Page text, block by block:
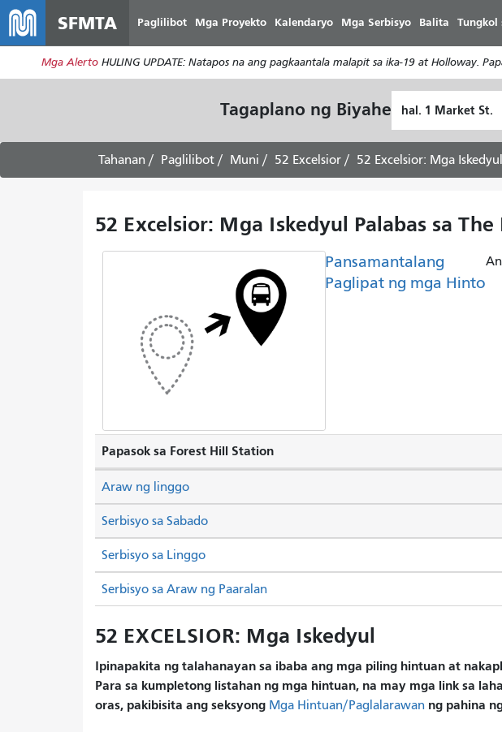
SFMTA Paglilibot Mga Proyekto Kalendaryo Mga Serbisyo Balita Tungkol
Mga Alerto HULING UPDATE: Natapos na ang pagkaantala malapit sa ika-19 at Holloway.
Tagaplano ng Biyahe
Tahanan Paglilibot Muni 52 Excelsior 52 Excelsior: Mga
52 Excelsior: Mga Iskedyul Palabas sa
Pansamantalang
Paglipat ng mga Hinto
Papasok sa Forest Hill Station
Serbisyo sa Sabado
Serbisyo sa Linggo
Araw ng linggo
Serbisyo sa Araw ng Paaralan
52 EXCELSIOR: Mga Iskedyul
Ipinapakita ng talahanayan sa ibaba ang mga piling hintuan at
Para sa kumpletong listahan ng mga hintuan, na may mga link sa
oras, pakibisita ang seksyong Mga Hintuan/Paglalarawan ng pahina